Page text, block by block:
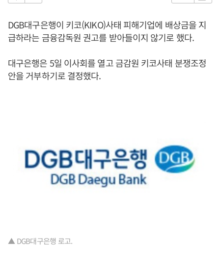
DGB대구은행이 키코(KIKO)사태 피해기업에 배상금을 지
급하라는 금융감독원 권고를 받아들이지 않기로 했다.
대구은행은 5일 이사회를 열고 금감원 키코사태 분쟁조정
안을 거부하기로 결정했다.
▲ DGB대구은행 로고.